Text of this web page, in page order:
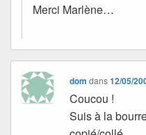
Merci Marlène…
dom dans12/05/
Coucou !
Suis à la